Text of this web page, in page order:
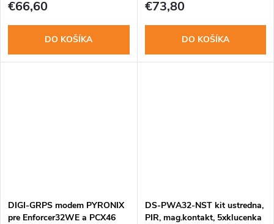
€66,60
DO KOŠÍKA
€73,80
DO KOŠÍKA
DIGI-GRPS modem PYRONIX
pre Enforcer32WE a PCX46
DS-PWA32-NST kit ustredna,
PIR, mag.kontakt, 5xklucenka